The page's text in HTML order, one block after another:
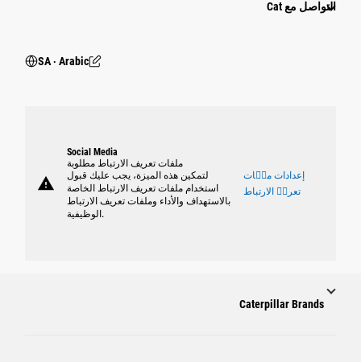
التواصل مع Cat
SA ‧ Arabic
warning
Social Media
ملفات تعريف الارتباط مطلوبة
لتمكين هذه الميزة، يجب عليك قبول
استخدام ملفات تعريف الارتباط الخاصة
بالاستهداف والأداء وملفات تعريف الارتباط
الوظيفية.
إعدادات ملٝات
تعريٝ الارتباط
Caterpillar Brands